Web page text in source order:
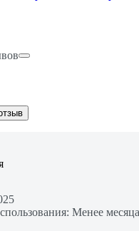
Менее месяца